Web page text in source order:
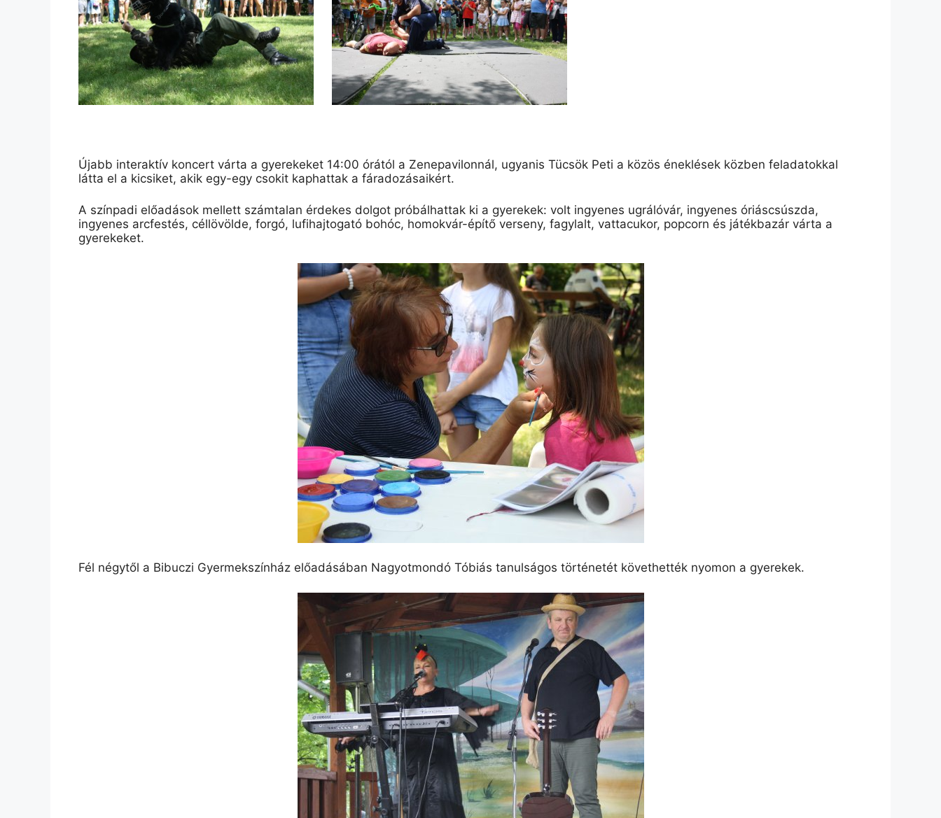
Újabb interaktív koncert várta a gyerekeket 14:00 órától a Zenepavilonnál, ugyanis Tücsök Peti a közös éneklések közben feladatokkal
látta el a kicsiket, akik egy-egy csokit kaphattak a fáradozásaikért.
A színpadi előadások mellett számtalan érdekes dolgot próbálhattak ki a gyerekek: volt ingyenes ugrálóvár, ingyenes óriáscsúszda,
ingyenes arcfestés, céllövölde, forgó, lufihajtogató bohóc, homokvár-építő verseny, fagylalt, vattacukor, popcorn és játékbazár várta a
gyerekeket.
Fél négytől a Bibuczi Gyermekszínház előadásában Nagyotmondó Tóbiás tanulságos történetét követhették nyomon a gyerekek.